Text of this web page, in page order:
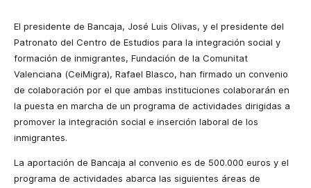
El presidente de Bancaja, José Luis Olivas, y el presidente del
Patronato del Centro de Estudios para la integración social y
formación de inmigrantes, Fundación de la Comunitat
Valenciana (CeiMigra), Rafael Blasco, han firmado un convenio
de colaboración por el que ambas instituciones colaborarán en
la puesta en marcha de un programa de actividades dirigidas a
promover la integración social e inserción laboral de los
inmigrantes.
La aportación de Bancaja al convenio es de 500.000 euros y el
programa de actividades abarca las siguientes áreas de